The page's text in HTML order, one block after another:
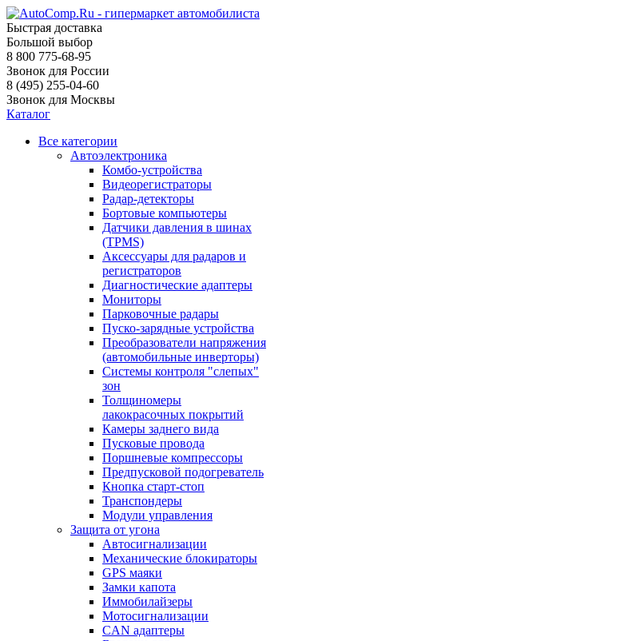
Быстрая доставка
Большой выбор
8 800 775-68-95
Звонок для России
8 (495) 255-04-60
Звонок для Москвы
Каталог
Все категории
Автоэлектроника
Комбо-устройства
Видеорегистраторы
Радар-детекторы
Бортовые компьютеры
Датчики давления в шинах
(TPMS)
Аксессуары для радаров и
регистраторов
Диагностические адаптеры
Мониторы
Парковочные радары
Пуско-зарядные устройства
Преобразователи напряжения
(автомобильные инверторы)
Системы контроля "слепых"
зон
Толщиномеры
лакокрасочных покрытий
Камеры заднего вида
Пусковые провода
Поршневые компрессоры
Предпусковой подогреватель
Кнопка старт-стоп
Транспондеры
Модули управления
Защита от угона
Автосигнализации
Механические блoкираторы
GPS маяки
Замки капота
Иммобилайзеры
Мотосигнализации
CAN адаптеры